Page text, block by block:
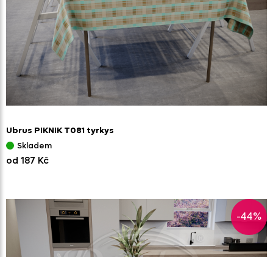
Ubrus PIKNIK T081 tyrkys
Skladem
od 187 Kč
-44%